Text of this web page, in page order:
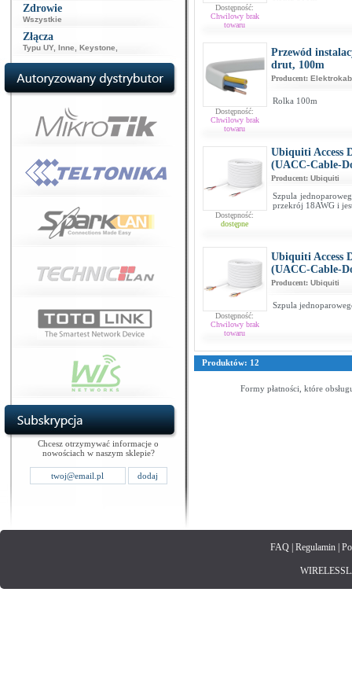
Zdrowie
Wszystkie
Złącza
Typu UY, Inne Keystone
Chcesz otrzymywać informacje o
nowościach w naszym sklepie?
Dostępność:
Chwilowy brak
towaru
Dostępność:
Chwilowy brak
towaru
Przewód
drut, 100m
Producent:
Rolka 100m
Dostępność:
dostępne
Ubiquiti Access
(UACC-Cable-
Producent: Ubiquiti
Szpula
przekrój 18AWG i
Dostępność:
Chwilowy brak
towaru
Ubiquiti Access
(UACC-Cable-
Producent: Ubiquiti
Szpula
Produktów: 12
Formy płatności, które
FAQ| Regulamin|